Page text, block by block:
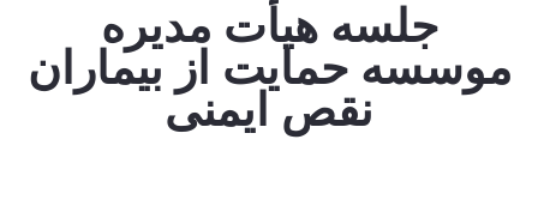
جلسه هیأت مدیره
موسسه حمایت از بیماران
نقص ایمنی